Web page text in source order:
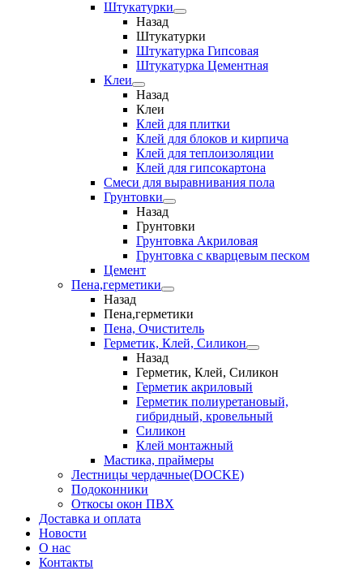
Штукатурки
Назад
Штукатурки
Штукатурка Гипсовая
Штукатурка Цементная
Клеи
Назад
Клеи
Клей для плитки
Клей для блоков и кирпича
Клей для теплоизоляции
Клей для гипсокартона
Смеси для выравнивания пола
Грунтовки
Назад
Грунтовки
Грунтовка Акриловая
Грунтовка с кварцевым песком
Цемент
Пена,герметики
Назад
Пена,герметики
Пена, Очиститель
Герметик, Клей, Силикон
Назад
Герметик, Клей, Силикон
Герметик акриловый
Герметик полиуретановый,
гибридный, кровельный
Силикон
Клей монтажный
Мастика, праймеры
Лестницы чердачные(DOCKE)
Подоконники
Откосы окон ПВХ
Доставка и оплата
Новости
О нас
Контакты